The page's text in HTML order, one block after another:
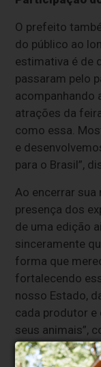
O prefeito
do público ao
estimativa é de
passaram pelo
acompanhando
atrações da
como essa.
e
para o Brasil”,
Ao encerrar sua
presença dos
de uma edição
sinceramente
forma que
fortalecendo
nosso Estado,
cada produtor e
seus animais”,
Sobre a feira